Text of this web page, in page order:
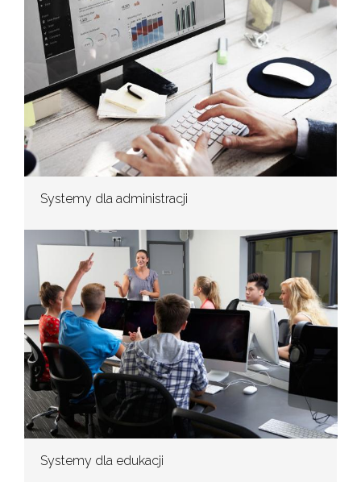
Systemy dla administracji
Systemy dla edukacji